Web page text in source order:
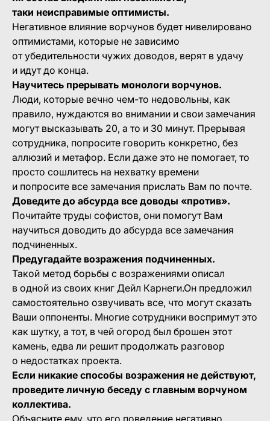
таки неисправимые оптимисты.
Негативное влияние ворчунов будет нивелировано
оптимистами, которые не зависимо
от убедительности чужих доводов, верят в удачу
и идут до конца.
Научитесь прерывать монологи ворчунов.
Люди, которые вечно чем-то недовольны, как
правило, нуждаются во внимании и свои замечания
могут высказывать 20, а то и 30 минут. Прерывая
сотрудника, попросите говорить конкретно, без
аллюзий и метафор. Если даже это не помогает, то
просто сошлитесь на нехватку времени
и попросите все замечания прислать Вам по почте.
Доведите до абсурда все доводы «против».
Почитайте труды софистов, они помогут Вам
научиться доводить до абсурда все замечания
подчиненных.
Предугадайте возражения подчиненных.
Такой метод борьбы с возражениями описал
в одной из своих книг Дейл Карнеги.Он предложил
самостоятельно озвучивать все, что могут сказать
Ваши оппоненты. Многие сотрудники воспримут это
как шутку, а тот, в чей огород был брошен этот
камень, едва ли решит продолжать разговор
о недостатках проекта.
Если никакие способы возражения не действуют,
проведите личную беседу с главным ворчуном
коллектива.